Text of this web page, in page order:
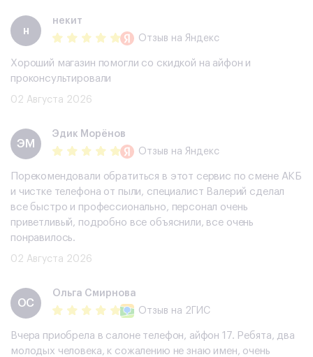
н
некит
Отзыв на Яндекс
Хороший магазин помогли со скидкой на айфон и
проконсультировали
02 Августа 2026
ЭМ
Эдик Морёнов
Отзыв на Яндекс
Порекомендовали обратиться в этот сервис по смене АКБ
и чистке телефона от пыли, специалист Валерий сделал
все быстро и профессионально, персонал очень
приветливый, подробно все объяснили, все очень
понравилось.
02 Августа 2026
ОС
Ольга Смирнова
Отзыв на 2ГИС
Вчера приобрела в салоне телефон, айфон 17. Ребята, два
молодых человека, к сожалению не знаю имен, очень